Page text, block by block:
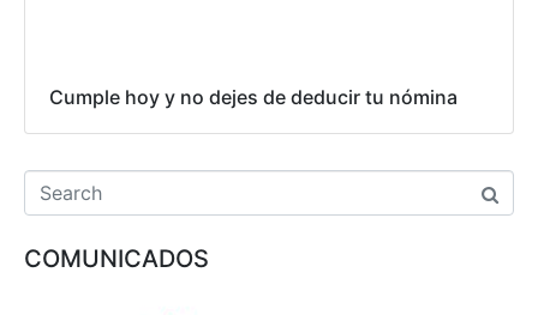
Cumple hoy y no dejes de deducir tu nómina
COMUNICADOS